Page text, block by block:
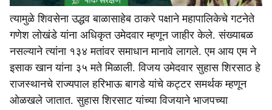
त्यामुळे शिवसेना उद्धव बाळासाहेब ठाकरे पक्षाने महापालिकेचे गटनेते
गणेश लोखंडे यांना अधिकृत उमेदवार म्हणून जाहीर केले. संख्याबळ
नसल्याने त्यांना १३४ मतांवर समाधान मानावे लागले. एम आय एम ने
इसाक खान यांना ३५ मते मिळाली. विजय उमेदवार सुहास शिरसाठ हे
राजस्थानचे राज्यपाल हरिभाऊ बागडे यांचे कट्टर समर्थक म्हणून
ओळखले जातात. सुहास शिरसाट यांच्या विजयाने भाजपच्या